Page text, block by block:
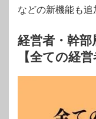
などの新機能も追
経営者・幹
【全ての経